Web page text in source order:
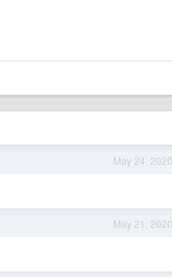
May 24, 2020
May 21, 2020